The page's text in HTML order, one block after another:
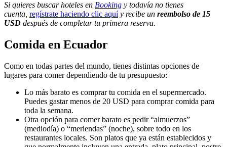
Si quieres buscar hoteles en Booking y todavía no tienes
cuenta, regístrate haciendo clic aquí y recibe un reembolso de 15
USD después de completar tu primera reserva.
Comida en Ecuador
Como en todas partes del mundo, tienes distintas opciones de
lugares para comer dependiendo de tu presupuesto:
Lo más barato es comprar tu comida en el supermercado.
Puedes gastar menos de 20 USD para comprar comida para
toda la semana.
Otra opción para comer barato es pedir “almuerzos”
(mediodía) o “meriendas” (noche), sobre todo en los
restaurantes locales. Son platos que ya están establecidos y